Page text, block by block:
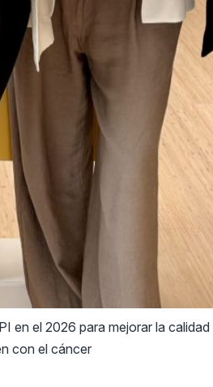
el 2026 para mejorar la
con el cáncer